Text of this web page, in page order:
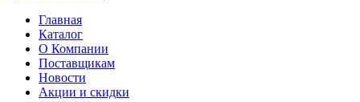
Главная
Каталог
О Компании
Поставщикам
Новости
Акции и скидки